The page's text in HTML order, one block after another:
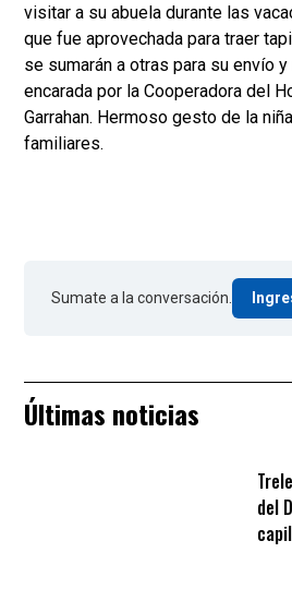
visitar a su abuela durante las
que fue aprovechada para traer
se sumarán a otras para su envío
encarada por la Cooperadora del
Garrahan. Hermoso gesto de la
familiares.
Sumate a la conversación.
Últimas noticias
del